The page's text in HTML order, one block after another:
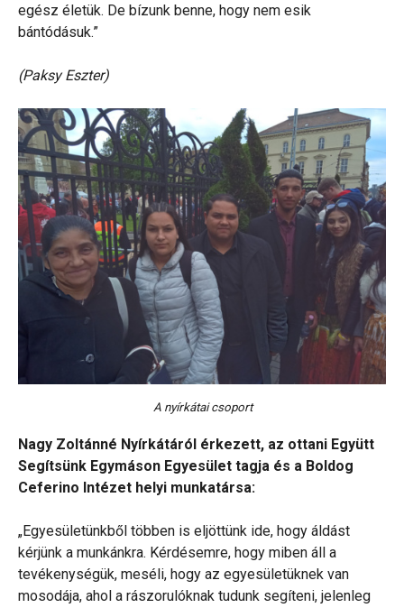
egész életük. De bízunk benne, hogy nem esik
bántódásuk.”
(Paksy Eszter)
A nyírkátai csoport
Nagy Zoltánné Nyírkátáról érkezett, az ottani Együtt
Segítsünk Egymáson Egyesület tagja és a Boldog
Ceferino Intézet helyi munkatársa:
„Egyesületünkből többen is eljöttünk ide, hogy áldást
kérjünk a munkánkra. Kérdésemre, hogy miben áll a
tevékenységük, meséli, hogy az egyesületüknek van
mosodája, ahol a rászorulóknak tudunk segíteni, jelenleg